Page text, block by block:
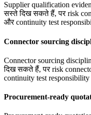
Supplier qualification
सस्ते दिख सकते हैं, पर risk
और continuity test
Connector sourcing
Connector sourcing
दिख सकते हैं, पर risk
continuity test responsibility
Procurement-ready